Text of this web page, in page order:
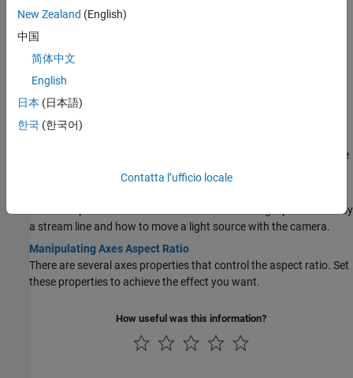
the type of graphics you are displaying.
Low-Level Camera Properties
Camera graphics is based on a group of axes properties that
control the position and orientation of the camera.
Setting the Viewpoint with Azimuth and Elevation
function allows you to move both the position of the
camera and the position of the camera target in unison.
This example shows how to move a camera along a path traced by
a stream line and how to move a light source with the camera.
Manipulating Axes Aspect Ratio
There are several axes properties that control the aspect ratio. Set
these properties to achieve the effect you want.
How useful was this information?
New Zealand (English)
中国
简体中文
English
日本 (日本語)
한국 (한국어)
Contatta l’ufficio locale